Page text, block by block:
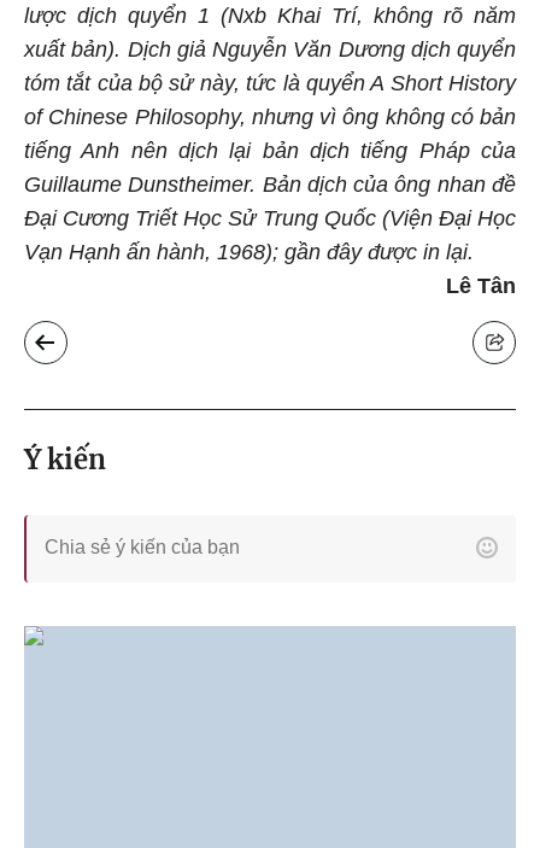
lược dịch quyển 1 (Nxb Khai Trí, không rõ năm
xuất bản). Dịch giả Nguyễn Văn Dương dịch quyển
tóm tắt của bộ sử này, tức là quyển A Short History
of Chinese Philosophy, nhưng vì ông không có bản
tiếng Anh nên dịch lại bản dịch tiếng Pháp của
Guillaume Dunstheimer. Bản dịch của ông nhan đề
Đại Cương Triết Học Sử Trung Quốc (Viện Đại Học
Vạn Hạnh ấn hành, 1968); gần đây được in lại.
Lê Tân
Ý kiến